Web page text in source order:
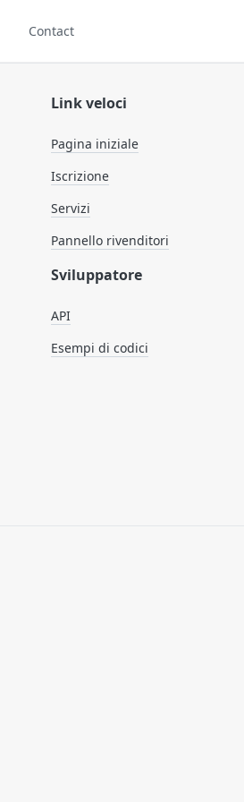
Contact
Link veloci
Pagina iniziale
Iscrizione
Servizi
Pannello rivenditori
Sviluppatore
API
Esempi di codici